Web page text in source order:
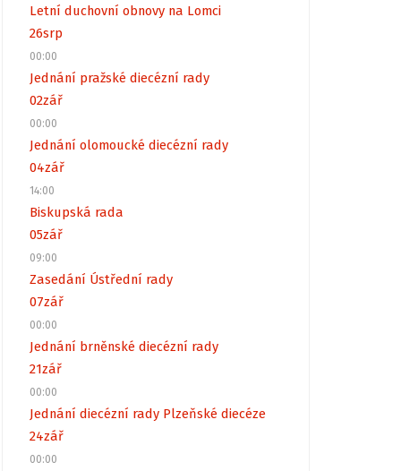
Letní duchovní obnovy na Lomci
26srp
00:00
Jednání pražské diecézní rady
02zář
00:00
Jednání olomoucké diecézní rady
04zář
14:00
Biskupská rada
05zář
09:00
Zasedání Ústřední rady
07zář
00:00
Jednání brněnské diecézní rady
21zář
00:00
Jednání diecézní rady Plzeňské diecéze
24zář
00:00